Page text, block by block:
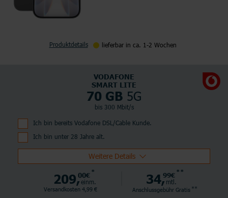
Produktdetails lieferbar in ca. 1-2 Wochen
VODAFONE
SMART LITE
70 GB 5G
bis 300 Mbit/s
Ich bin bereits Vodafone DSL/Cable Kunde.
Ich bin unter 28 Jahre alt.
Weitere Details
209,00€ *
einm.
Versandkosten 4,99 €
34,99€ **
mtl.
Anschlussgebühr Gratis **